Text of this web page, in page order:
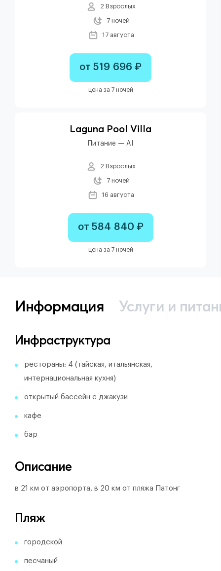
2 Взрослых
7 ночей
17 августа
от 519 696 ₽
цена за 7 ночей
Laguna Pool Villa
Питание — AI
2 Взрослых
7 ночей
16 августа
от 584 840 ₽
цена за 7 ночей
Информация Услуги и
Инфраструктура
рестораны: 4 (тайская, итальянская,
интернациональная кухня)
открытый бассейн с джакузи
кафе
бар
Описание
в 21 км от аэропорта, в 20 км от пляжа Патонг
Пляж
городской
песчаный